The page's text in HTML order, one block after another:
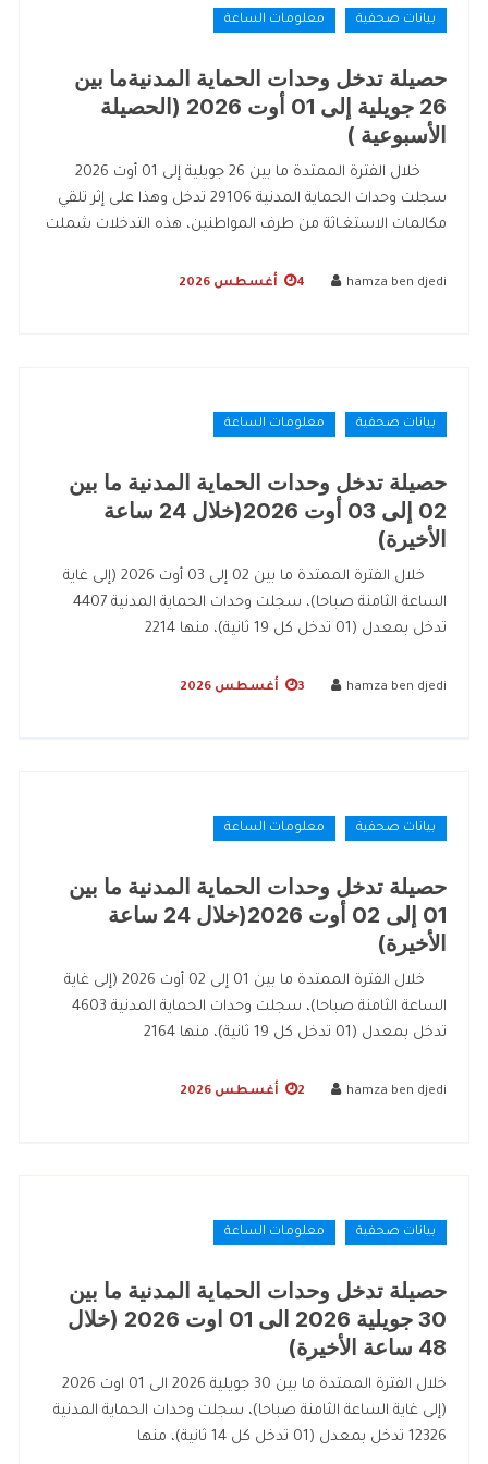
بيانات صحفية معلومات الساعة
حصيلة تدخل وحدات الحماية المدنيةما بين
26 جويلية إلى 01 أوت 2026 (الحصيلة
الأسبوعية )
خلال الفترة الممتدة ما بين 26 جويلية إلى 01 أوت 2026
سجلت وحدات الحماية المدنية 29106 تدخل وهذا على إثر تلقي
مكالمات الاستغـاثة من طرف المواطنين، هذه التدخلات شملت
hamza ben djedi 4 أغسطس 2026
بيانات صحفية معلومات الساعة
حصيلة تدخل وحدات الحماية المدنية ما بين
02 إلى 03 أوت 2026(خلال 24 ساعة
الأخيرة)
خلال الفترة الممتدة ما بين 02 إلى 03 أوت 2026 (إلى غاية
الساعة الثامنة صباحا)، سجلت وحدات الحماية المدنية 4407
تدخل بمعدل (01 تدخل كل 19 ثانية)، منها 2214
hamza ben djedi 3 أغسطس 2026
بيانات صحفية معلومات الساعة
حصيلة تدخل وحدات الحماية المدنية ما بين
01 إلى 02 أوت 2026(خلال 24 ساعة
الأخيرة)
خلال الفترة الممتدة ما بين 01 إلى 02 أوت 2026 (إلى غاية
الساعة الثامنة صباحا)، سجلت وحدات الحماية المدنية 4603
تدخل بمعدل (01 تدخل كل 19 ثانية)، منها 2164
hamza ben djedi 2 أغسطس 2026
بيانات صحفية معلومات الساعة
حصيلة تدخل وحدات الحماية المدنية ما بين
30 جويلية 2026 الى 01 اوت 2026 (خلال
48 ساعة الأخيرة)
خلال الفترة الممتدة ما بين 30 جويلية 2026 الى 01 اوت 2026
(إلى غاية الساعة الثامنة صباحا)، سجلت وحدات الحماية المدنية
12326 تدخل بمعدل (01 تدخل كل 14 ثانية)، منها